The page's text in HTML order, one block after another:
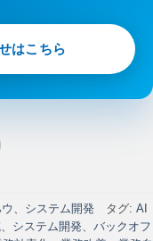
はこちら
システム開発 タグ: AI
、 システム開発
バックオフ